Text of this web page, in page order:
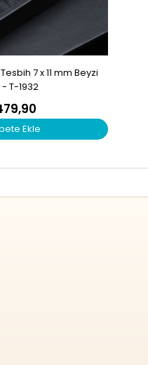
7 x 11 mm Beyzi
T-1932
Ekle